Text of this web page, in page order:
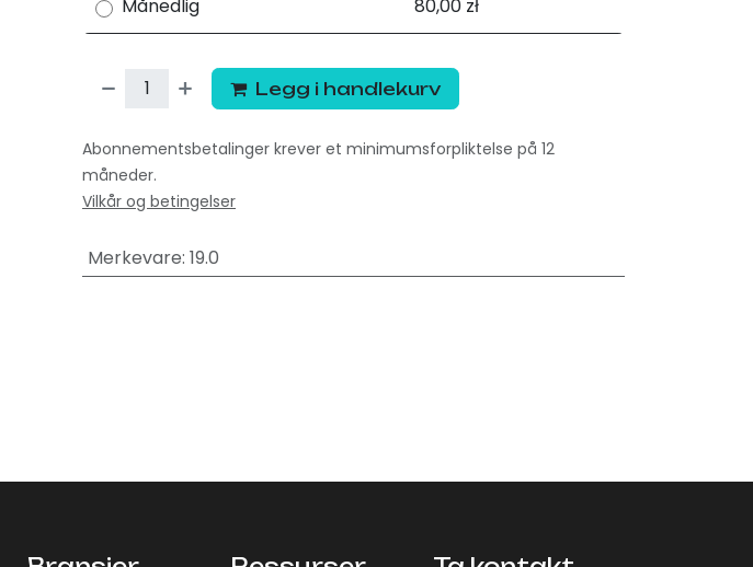
Månedlig 80,00 zł
Legg i handlekurv
Abonnementsbetalinger krever et minimumsforpliktelse på 12
måneder.
Vilkår og betingelser
Merkevare: 19.0